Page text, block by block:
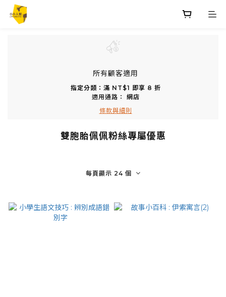
所有顧客適用
指定分類：滿 NT$1 即享 8 折
適用通路： 網店
條款與細則
雙胞胎佩佩粉絲專屬優惠
每頁顯示 24 個